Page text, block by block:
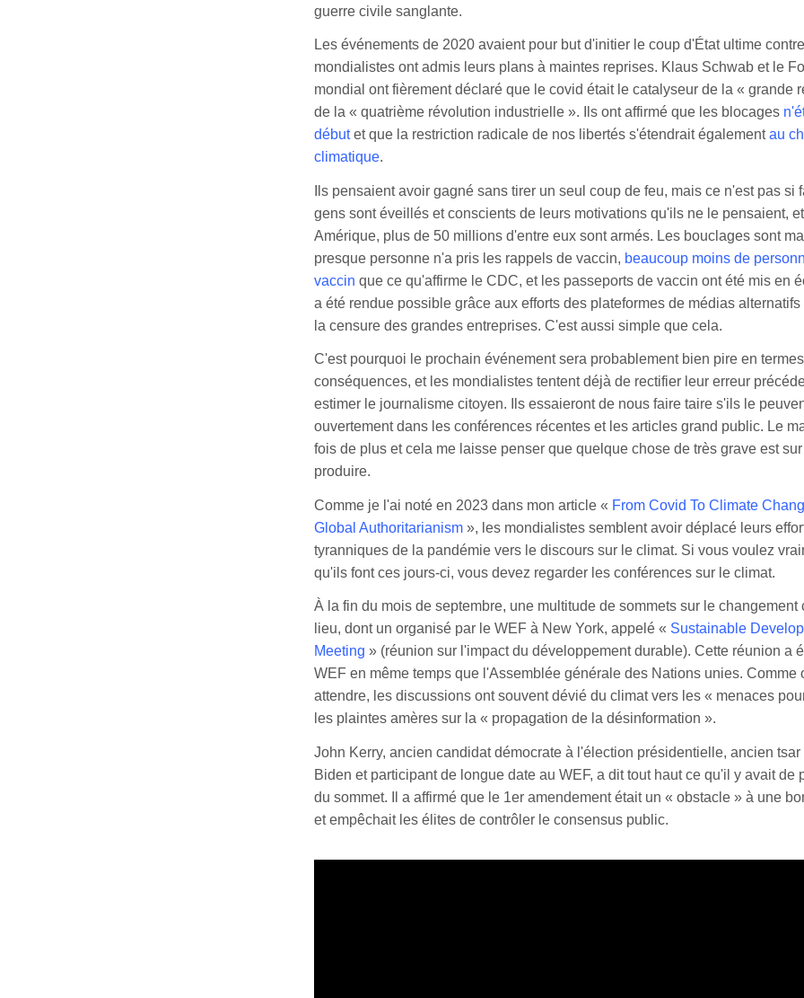
guerre civile sanglante.
Les événements de 2020 avaient pour but d'initier le coup d'État ultime
mondialistes ont admis leurs plans à maintes reprises. Klaus Schwab et le
mondial ont fièrement déclaré que le covid était le catalyseur de la « grande
de la « quatrième révolution industrielle ». Ils ont affirmé que les blocages
début et que la restriction radicale de nos libertés s'étendrait également au
climatique.
Ils pensaient avoir gagné sans tirer un seul coup de feu, mais ce n'est pas si
gens sont éveillés et conscients de leurs motivations qu'ils ne le pensaient,
Amérique, plus de 50 millions d'entre eux sont armés. Les bouclages sont
presque personne n'a pris les rappels de vaccin, beaucoup moins de
vaccin que ce qu'affirme le CDC, et les passeports de vaccin ont été mis en
a été rendue possible grâce aux efforts des plateformes de médias
la censure des grandes entreprises. C'est aussi simple que cela.
C'est pourquoi le prochain événement sera probablement bien pire en
conséquences, et les mondialistes tentent déjà de rectifier leur erreur
estimer le journalisme citoyen. Ils essaieront de nous faire taire s'ils le
ouvertement dans les conférences récentes et les articles grand public. Le
fois de plus et cela me laisse penser que quelque chose de très grave est
produire.
Comme je l'ai noté en 2023 dans mon article « From Covid To Climate
Global Authoritarianism », les mondialistes semblent avoir déplacé leurs
tyranniques de la pandémie vers le discours sur le climat. Si vous voulez
qu'ils font ces jours-ci, vous devez regarder les conférences sur le climat.
À la fin du mois de septembre, une multitude de sommets sur le changement
lieu, dont un organisé par le WEF à New York, appelé « Sustainable
Meeting » (réunion sur l'impact du développement durable). Cette réunion a
WEF en même temps que l'Assemblée générale des Nations unies. Comme
attendre, les discussions ont souvent dévié du climat vers les « menaces
les plaintes amères sur la « propagation de la désinformation ».
John Kerry, ancien candidat démocrate à l'élection présidentielle, ancien
Biden et participant de longue date au WEF, a dit tout haut ce qu'il y avait de
du sommet. Il a affirmé que le 1er amendement était un « obstacle » à une
et empêchait les élites de contrôler le consensus public.